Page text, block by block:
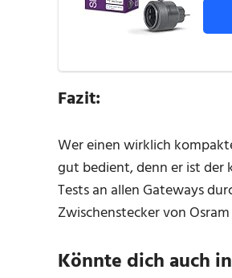
Fazit:
Wer einen wirklich
gut bedient, denn er ist der
Tests an allen Gateways
Zwischenstecker von
Könnte dich auch